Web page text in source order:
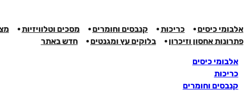
אלבומי כיסים כריכות קנבסים וחומרים מסכים וטלוויזיות
פתרונות אחסון וזיכרון
בלוקים עץ ומגנטים חדש באתר
אלבומי כיסים
כריכות
קנבסים וחומרים